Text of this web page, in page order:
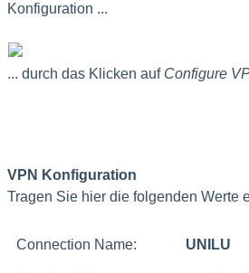
Konfiguration ...
... durch das Klicken auf Configure
VPN Konfiguration
Tragen Sie hier die folgenden Werte
Connection Name: UNILU